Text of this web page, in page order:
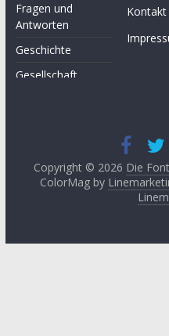
Fragen und
Antworten
Geschichte
Gesellschaft
Leitartikel von
Fethullah Gülen
Lyrik
Kontakt
Copyright © 2026 Die
ColorMag by